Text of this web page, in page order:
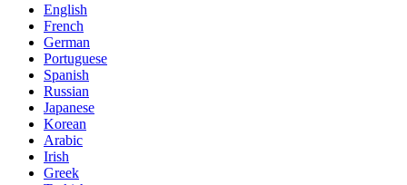
English
French
German
Portuguese
Spanish
Russian
Japanese
Korean
Arabic
Irish
Greek